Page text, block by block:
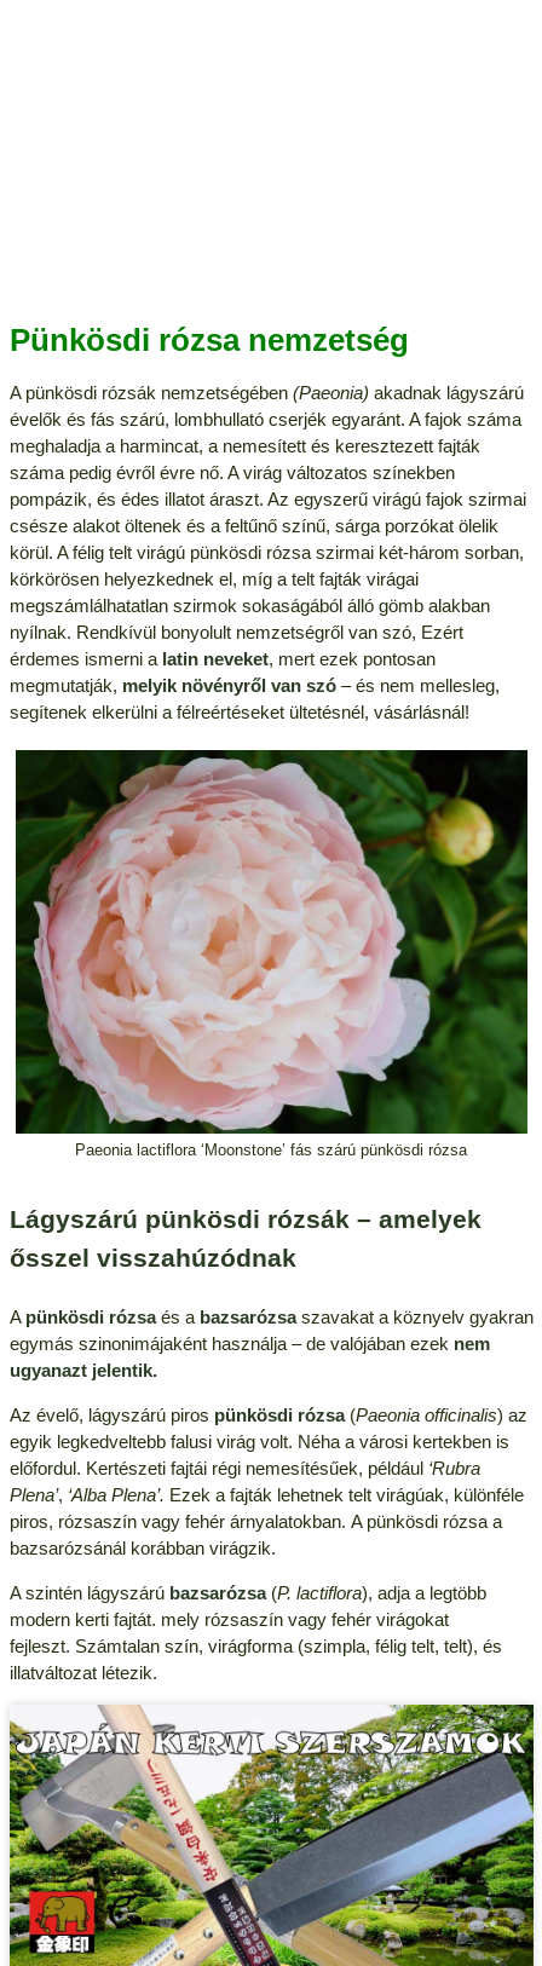
Pünkösdi rózsa nemzetség
A pünkösdi rózsák nemzetségében (Paeonia) akadnak lágyszárú
évelők és fás szárú, lombhullató cserjék egyaránt. A fajok száma
meghaladja a harmincat, a nemesített és keresztezett fajták
száma pedig évről évre nő. A virág változatos színekben
pompázik, és édes illatot áraszt. Az egyszerű virágú fajok szirmai
csésze alakot öltenek és a feltűnő színű, sárga porzókat ölelik
körül. A félig telt virágú pünkösdi rózsa szirmai két-három sorban,
körkörösen helyezkednek el, míg a telt fajták virágai
megszámlálhatatlan szirmok sokaságából álló gömb alakban
nyílnak. Rendkívül bonyolult nemzetségről van szó, Ezért
érdemes ismerni a latin neveket, mert ezek pontosan
megmutatják, melyik növényről van szó– és nem mellesleg,
segítenek elkerülni a félreértéseket ültetésnél, vásárlásnál!
Paeonia lactiflora ‘Moonstone’ fás szárú pünkösdi rózsa
Lágyszárú pünkösdi rózsák – amelyek
ősszel visszahúzódnak
A pünkösdi rózsaés a bazsarózsaszavakat a köznyelv gyakran
egymás szinonimájaként használja – de valójában ezek nem
ugyanazt jelentik.
Az évelő, lágyszárú piros pünkösdi rózsa(Paeonia officinalis) az
egyik legkedveltebb falusi virág volt. Néha a városi kertekben is
előfordul. Kertészeti fajtái régi nemesítésűek, például ‘Rubra
Plena’, ‘Alba Plena’. Ezek a fajták lehetnek telt virágúak, különféle
piros, rózsaszín vagy fehér árnyalatokban. A pünkösdi rózsa a
bazsarózsánál korábban virágzik.
A szintén lágyszárú bazsarózsa(P. lactiflora), adja a legtöbb
modern kerti fajtát. mely rózsaszín vagy fehér virágokat
fejleszt. Számtalan szín, virágforma (szimpla, félig telt, telt), és
illatváltozat létezik.